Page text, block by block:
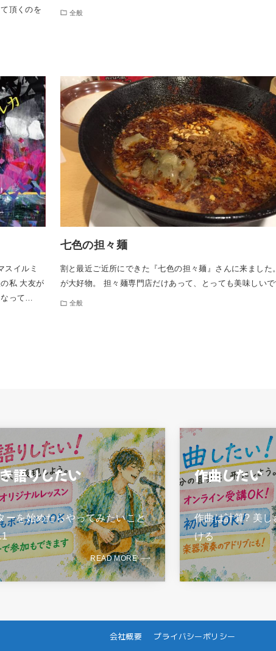
頂くのを
全般
スイルミ
私 大友が
って…
七色の担々麺
割と最近ご近所にできた『七色の担々麺』さんに来ました
が大好物。 担々麺専門店だけあって、とっても美味しいで
全般
語りしたい
ーを始めたらやってみたいこと
READ MORE
作曲したい
作曲は計算? 美
ける
会社概要 プライバシーポリシー